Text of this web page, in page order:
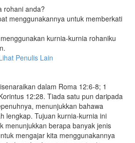
rohani anda?
menggunakannya untuk memberkati
kurnia-kurnia rohaniku
Penulis Lain
dalam Roma 12:6-8; 1
12:28. Tiada satu pun daripada
menunjukkan bahawa
lengkap. Tujuan kurnia-kurnia ini
menunjukkan berapa banyak jenis
mengajar kita menggunakannya